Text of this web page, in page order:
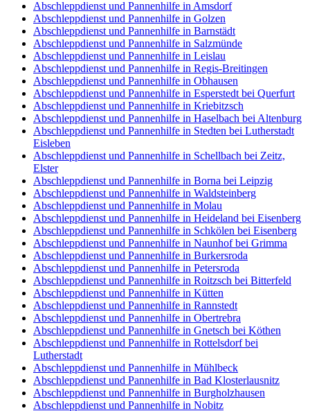
Abschleppdienst und Pannenhilfe in Amsdorf
Abschleppdienst und Pannenhilfe in Golzen
Abschleppdienst und Pannenhilfe in Barnstädt
Abschleppdienst und Pannenhilfe in Salzmünde
Abschleppdienst und Pannenhilfe in Leislau
Abschleppdienst und Pannenhilfe in Regis-Breitingen
Abschleppdienst und Pannenhilfe in Obhausen
Abschleppdienst und Pannenhilfe in Esperstedt bei Querfurt
Abschleppdienst und Pannenhilfe in Kriebitzsch
Abschleppdienst und Pannenhilfe in Haselbach bei Altenburg
Abschleppdienst und Pannenhilfe in Stedten bei Lutherstadt
Eisleben
Abschleppdienst und Pannenhilfe in Schellbach bei Zeitz,
Elster
Abschleppdienst und Pannenhilfe in Borna bei Leipzig
Abschleppdienst und Pannenhilfe in Waldsteinberg
Abschleppdienst und Pannenhilfe in Molau
Abschleppdienst und Pannenhilfe in Heideland bei Eisenberg
Abschleppdienst und Pannenhilfe in Schkölen bei Eisenberg
Abschleppdienst und Pannenhilfe in Naunhof bei Grimma
Abschleppdienst und Pannenhilfe in Burkersroda
Abschleppdienst und Pannenhilfe in Petersroda
Abschleppdienst und Pannenhilfe in Roitzsch bei Bitterfeld
Abschleppdienst und Pannenhilfe in Kütten
Abschleppdienst und Pannenhilfe in Rannstedt
Abschleppdienst und Pannenhilfe in Obertrebra
Abschleppdienst und Pannenhilfe in Gnetsch bei Köthen
Abschleppdienst und Pannenhilfe in Rottelsdorf bei
Lutherstadt
Abschleppdienst und Pannenhilfe in Mühlbeck
Abschleppdienst und Pannenhilfe in Bad Klosterlausnitz
Abschleppdienst und Pannenhilfe in Burgholzhausen
Abschleppdienst und Pannenhilfe in Nobitz